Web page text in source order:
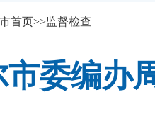
首页>>监督检查
市委编办